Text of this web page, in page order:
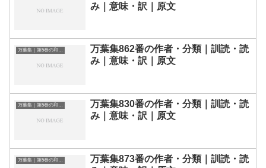
み｜意味・訳｜原文
万葉集｜第5巻の和歌一覧
万葉集862番の作者・分類｜訓読・読
み｜意味・訳｜原文
万葉集｜第5巻の和歌一覧
万葉集830番の作者・分類｜訓読・読
み｜意味・訳｜原文
万葉集｜第5巻の和歌一覧
万葉集873番の作者・分類｜訓読・読